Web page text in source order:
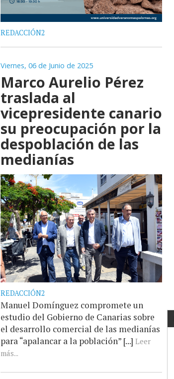
REDACCIÓN2
Viernes, 06 de Junio de 2025
Marco Aurelio Pérez
traslada al
vicepresidente canario
su preocupación por la
despoblación de las
medianías
REDACCIÓN2
Manuel Domínguez compromete un
estudio del Gobierno de Canarias sobre
el desarrollo comercial de las medianías
para “apalancar a la población” [...] Leer
más...